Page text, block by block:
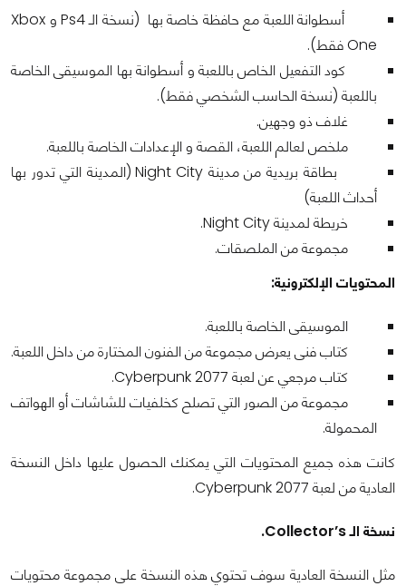
أسطوانة اللعبة مع حافظة خاصة بها (نسخة الـ Ps4 و Xbox
One فقط).
كود التفعيل الخاص باللعبة و أسطوانة بها الموسيقى الخاصة
باللعبة (نسخة الحاسب الشخصي فقط).
غلاف ذو وجهين.
ملخص لعالم اللعبة، القصة و الإعدادات الخاصة باللعبة.
بطاقة بريدية من مدينة Night City (المدينة التي تدور بها
أحداث اللعبة)
خريطة لمدينة Night City.
مجموعة من الملصقات.
المحتويات الإلكترونية:
الموسيقى الخاصة باللعبة.
كتاب فنى يعرض مجموعة من الفنون المختارة من داخل اللعبة.
كتاب مرجعي عن لعبة Cyberpunk 2077.
مجموعة من الصور التي تصلح كخلفيات للشاشات أو الهواتف
المحمولة.
كانت هذه جميع المحتويات التي يمكنك الحصول عليها داخل النسخة
العادية من لعبة Cyberpunk 2077.
نسخة الـ Collector’s.
مثل النسخة العادية سوف تحتوي هذه النسخة على مجموعة محتويات